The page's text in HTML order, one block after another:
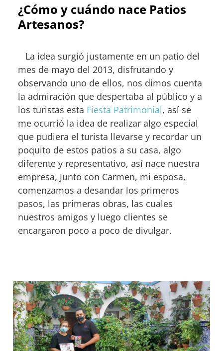
¿Cómo y cuándo nace Patios
Artesanos?
La idea surgió justamente en un patio del
mes de mayo del 2013, disfrutando y
observando uno de ellos, nos dimos cuenta
la admiración que despertaba al público y a
los turistas esta Fiesta Patrimonial, así se
me ocurrió la idea de realizar algo especial
que pudiera el turista llevarse y recordar un
poquito de estos patios a su casa, algo
diferente y representativo, así nace nuestra
empresa, Junto con Carmen, mi esposa,
comenzamos a desandar los primeros
pasos, las primeras obras, las cuales
nuestros amigos y luego clientes se
encargaron poco a poco de divulgar.